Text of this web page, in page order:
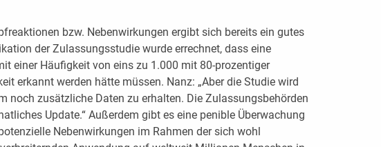
bzw. Nebenwirkungen ergibt sich bereits ein gutes
der Zulassungsstudie wurde errechnet, dass eine
einer Häufigkeit von eins zu 1.000 mit 80-prozentiger
erkannt werden hätte müssen. Nanz: „Aber die Studie wird
noch zusätzliche Daten zu erhalten. Die Zulassungsbehörden
Update.“ Außerdem gibt es eine penible Überwachung
Nebenwirkungen im Rahmen der sich wohl